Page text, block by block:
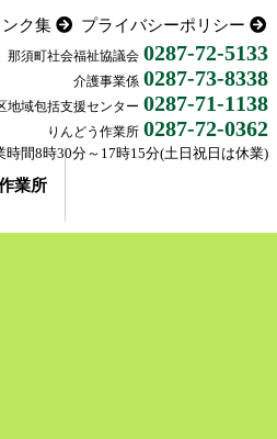
業所
ンク集 プライバシーポリシー
那須町社会福祉協議会 0287-72-5133
介護事業係 0287-73-8338
地域包括支援センター 0287-71-1138
りんどう作業所 0287-72-0362
時間8時30分～17時15分(土日祝日は休業)